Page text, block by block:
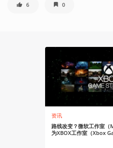
6 0
资讯
路线改变？微软工作室（
为XBOX工作室（Xbox